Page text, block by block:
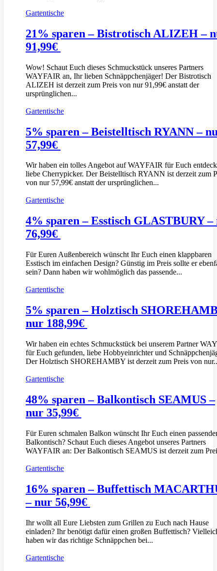
Gartentische
21% sparen – Bistrotisch ALIZEH –
91,99€
Wow! Schaut Euch dieses Schmuckstück unseres Partners
WAYFAIR an, Ihr lieben Schnäppchenjäger! Der Bistrotisch
ALIZEH ist derzeit zum Preis von nur 91,99€ anstatt der
ursprünglichen...
Gartentische
5% sparen – Beistelltisch RYANN –
57,99€
Wir haben ein tolles Angebot auf WAYFAIR für Euch
liebe Cherrypicker. Der Beistelltisch RYANN ist derzeit zum
von nur 57,99€ anstatt der ursprünglichen...
Gartentische
4% sparen – Esstisch GLASTBURY
76,99€
Für Euren Außenbereich wünscht Ihr Euch einen klappbaren
Esstisch im einfachen Design? Günstig im Preis sollte er
sein? Dann haben wir wohlmöglich das passende...
Gartentische
5% sparen – Holztisch
nur 188,99€
Wir haben ein echtes Schmuckstück bei unserem Partner
für Euch gefunden, liebe Hobbyeinrichter und
Der Holztisch SHOREHAMBY ist derzeit zum Preis von
Gartentische
48% sparen – Balkontisch SEAMUS –
nur 35,99€
Für Euren schmalen Balkon wünscht Ihr Euch einen
Balkontisch? Schaut Euch dieses Angebot unseres Partners
WAYFAIR an: Der Balkontisch SEAMUS ist derzeit zum
Gartentische
16% sparen – Buffettisch
– nur 56,99€
Ihr wollt all Eure Liebsten zum Grillen zu Euch nach Hause
einladen? Ihr benötigt dafür einen großen Buffettisch?
haben wir das richtige Schnäppchen bei...
Gartentische